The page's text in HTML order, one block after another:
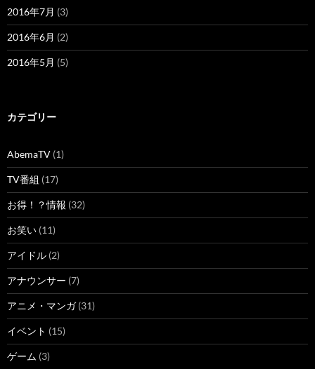
2016年7月 (3)
2016年6月 (2)
2016年5月 (5)
カテゴリー
AbemaTV (1)
TV番組 (17)
お得！？情報 (32)
お笑い (11)
アイドル (2)
アナウンサー (7)
アニメ・マンガ(31)
イベント (15)
ゲーム (3)